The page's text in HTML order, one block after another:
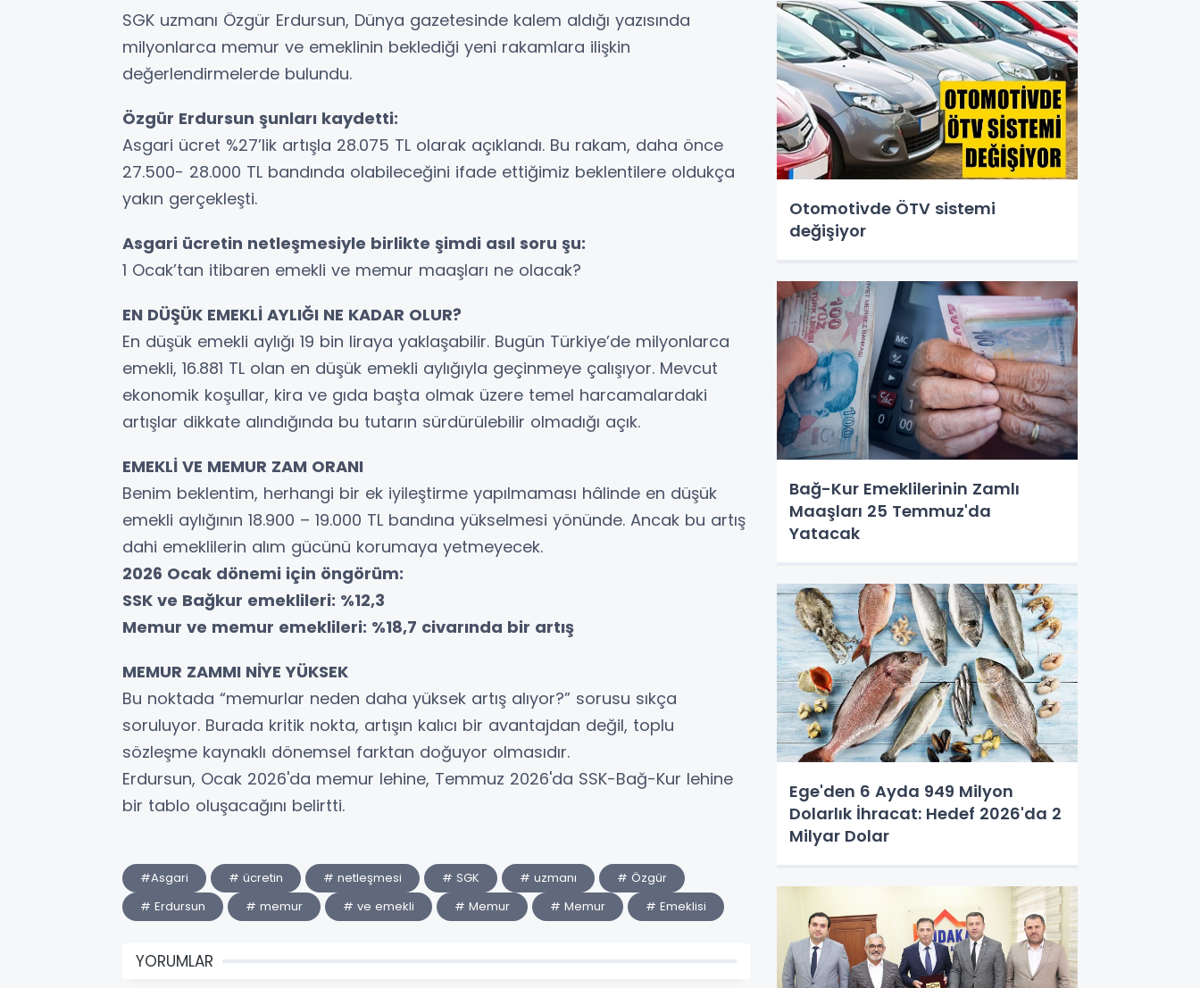
SGK uzmanı Özgür Erdursun, Dünya gazetesinde kalem aldığı yazısında
milyonlarca memur ve emeklinin beklediği yeni rakamlara ilişkin
değerlendirmelerde bulundu.
Özgür Erdursun şunları kaydetti:
Asgari ücret %27’lik artışla 28.075 TL ola­rak açıklandı. Bu rakam, daha önce
27.500- 28.000 TL bandında olabileceğini ifade et­tiğimiz beklentilere oldukça
yakın gerçek­leşti.
Asgari ücretin netleşmesiyle birlikte şim­di asıl soru şu:
1 Ocak’tan itibaren emekli ve memur ma­aşları ne olacak?
EN DÜŞÜK EMEKLİ AYLIĞI NE KADAR OLUR?
En düşük emekli aylığı 19 bin liraya yaklaşabilir. Bugün Türkiye’de milyonlarca
emekli, 16.881 TL olan en düşük emekli aylığıyla geçinmeye çalışıyor. Mevcut
ekonomik ko­şullar, kira ve gıda başta olmak üzere temel harcamalardaki
artışlar dikkate alındığında bu tutarın sürdürülebilir olmadığı açık.
EMEKLİ VE MEMUR ZAM ORANI
Benim beklentim, herhangi bir ek iyileş­tirme yapılmaması hâlinde en düşük
emek­li aylığının 18.900 – 19.000 TL bandına yük­selmesi yönünde. Ancak bu artış
dahi emek­lilerin alım gücünü korumaya yetmeyecek.
2026 Ocak dönemi için öngörüm:
SSK ve Bağkur emeklileri: %12,3
Memur ve memur emeklileri: %18,7 ci­varında bir artış
MEMUR ZAMMI NİYE YÜKSEK
Bu noktada “memurlar neden daha yük­sek artış alıyor?” sorusu sıkça
soruluyor. Burada kritik nokta, artışın kalıcı bir avan­tajdan değil, toplu
sözleşme kaynaklı dö­nemsel farktan doğuyor olmasıdır.
Erdursun, Ocak 2026'da memur lehine, Temmuz 2026'da SSK-Bağ-Kur lehine
bir tablo oluşacağını belirtti.
#Asgari # ücretin # netleşmesi # SGK # uzmanı
# Özgür
# Erdursun
# memur # ve emekli # Memur # Memur # Emeklisi
YORUMLAR
Otomotivde ÖTV sistemi
değişiyor
Bağ-Kur Emeklilerinin Zamlı
Maaşları 25 Temmuz'da
Yatacak
Ege'den 6 Ayda 949 Milyon
Dolarlık İhracat: Hedef 2026'da 2
Milyar Dolar